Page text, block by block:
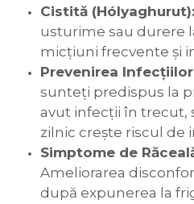
Cistită (Hólyaghurut):
usturime sau durere
micțiuni frecvente și
Prevenirea Infecțiilor
sunteți predispus la
avut infecții în trecut,
zilnic crește riscul de
Simptome de
Ameliorarea
după expunerea la